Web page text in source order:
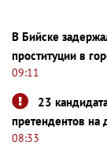
В Бийске
проституции в
09:11
23
претендентов на
08:33